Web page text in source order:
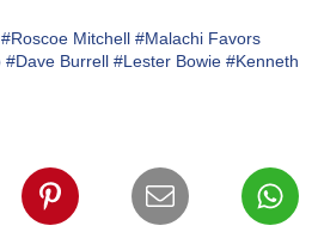
#Roscoe Mitchell #Malachi Favors
#Dave Burrell #Lester Bowie #Kenneth